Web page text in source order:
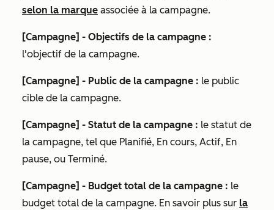
selon la marque associée à la campagne.
[Campagne] - Objectifs de la campagne :
l'objectif de la campagne.
[Campagne] - Public de la campagne : le public
cible de la campagne.
[Campagne] - Statut de la campagne : le statut de
la campagne, tel que Planifié, En cours, Actif, En
pause, ou Terminé.
[Campagne] - Budget total de la campagne : le
budget total de la campagne. En savoir plus sur la